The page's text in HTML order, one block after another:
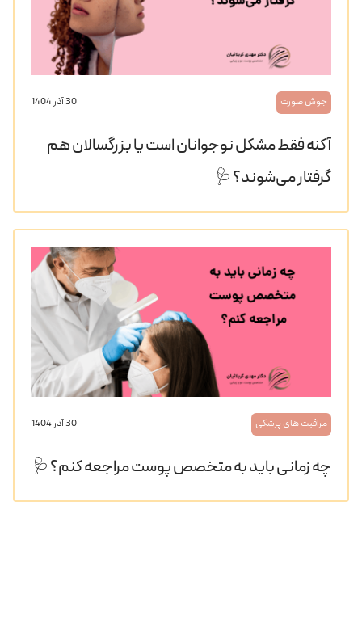
جوش صورت 30 آذر 1404
آکنه فقط مشکل نوجوانان است یا بزرگسالان هم
گرفتار می‌شوند؟ 🩺
مراقبت های پزشکی 30 آذر 1404
چه زمانی باید به متخصص پوست مراجعه کنم؟ 🩺